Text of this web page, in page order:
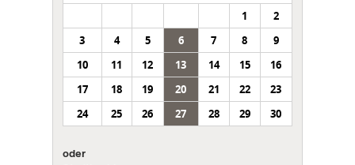
1
2
3
4 5 6 7 8
9
10
11 12 13 14 15
16
17
18 19 20 21 22
23
24
25 26 27 28 29 30
oder